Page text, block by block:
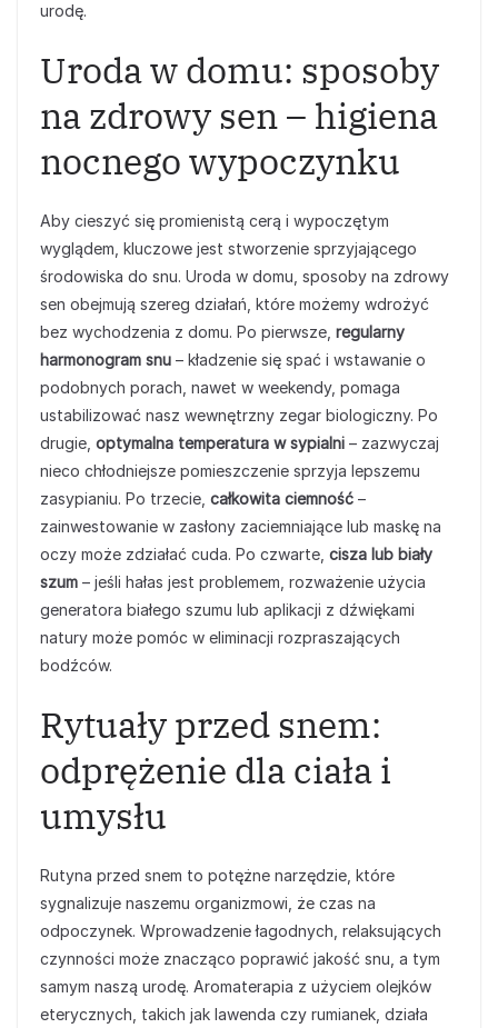
urodę.
Uroda w domu: sposoby
na zdrowy sen – higiena
nocnego wypoczynku
Aby cieszyć się promienistą cerą i wypoczętym
wyglądem, kluczowe jest stworzenie sprzyjającego
środowiska do snu. Uroda w domu, sposoby na zdrowy
sen obejmują szereg działań, które możemy wdrożyć
bez wychodzenia z domu. Po pierwsze, regularny
harmonogram snu – kładzenie się spać i wstawanie o
podobnych porach, nawet w weekendy, pomaga
ustabilizować nasz wewnętrzny zegar biologiczny. Po
drugie, optymalna temperatura w sypialni – zazwyczaj
nieco chłodniejsze pomieszczenie sprzyja lepszemu
zasypianiu. Po trzecie, całkowita ciemność –
zainwestowanie w zasłony zaciemniające lub maskę na
oczy może zdziałać cuda. Po czwarte, cisza lub biały
szum – jeśli hałas jest problemem, rozważenie użycia
generatora białego szumu lub aplikacji z dźwiękami
natury może pomóc w eliminacji rozpraszających
bodźców.
Rytuały przed snem:
odprężenie dla ciała i
umysłu
Rutyna przed snem to potężne narzędzie, które
sygnalizuje naszemu organizmowi, że czas na
odpoczynek. Wprowadzenie łagodnych, relaksujących
czynności może znacząco poprawić jakość snu, a tym
samym naszą urodę. Aromaterapia z użyciem olejków
eterycznych, takich jak lawenda czy rumianek, działa